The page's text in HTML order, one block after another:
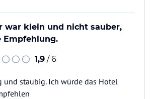
war klein und nicht sauber,
Empfehlung.
1,9 / 6
und staubig. Ich würde das Hotel